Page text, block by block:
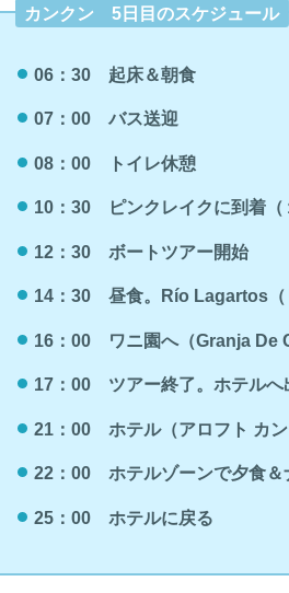
カンクン 5日目のスケジュール
06：30 起床＆朝食
07：00 バス送迎
08：00トイレ休憩
10：30 ピンクレイクに到着（
12：30 ボートツアー開始
14：30 昼食。Río Lagartos（
16：00 ワニ園へ（Granja De
17：00 ツアー終了。ホテルへ
21：00 ホテル（アロフト カ
22：00 ホテルゾーンで夕食＆
25：00 ホテルに戻る